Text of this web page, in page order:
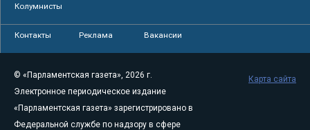
Колумнисты
Контакты Реклама Вакансии
© «Парламентская газета», 2026 г.
Электронное периодическое издание
«Парламентская газета» зарегистрировано в
Федеральной службе по надзору в сфере
Карта сайта